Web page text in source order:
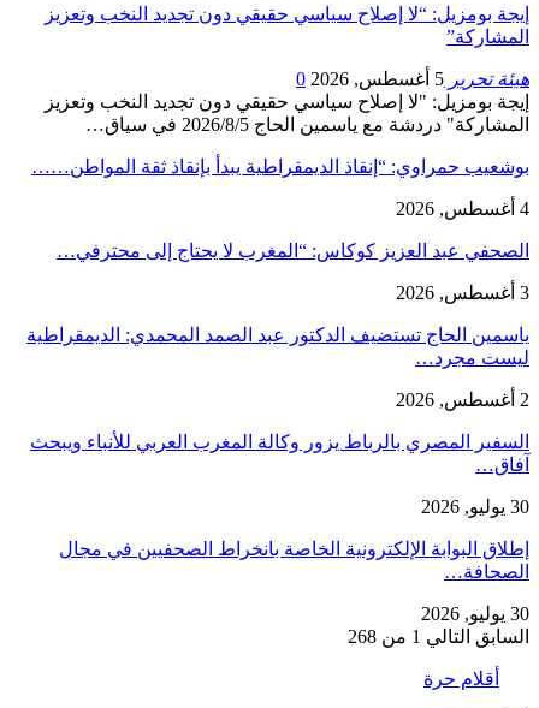
إيجة بومزيل: “لا إصلاح سياسي حقيقي دون تجديد النخب وتعزيز
المشاركة”
هيئة تحرير 5 أغسطس, 2026
0
إيجة بومزيل: "لا إصلاح سياسي حقيقي دون تجديد النخب وتعزيز
المشاركة" دردشة مع ياسمين الحاج 2026/8/5 في سياق…
بوشعيب حمراوي: “إنقاذ الديمقراطية يبدأ بإنقاذ ثقة المواطن……
4 أغسطس, 2026
الصحفي عبد العزيز كوكاس: “المغرب لا يحتاج إلى محترفي…
3 أغسطس, 2026
ياسمين الحاج تستضيف الدكتور عبد الصمد المحمدي: الديمقراطية
ليست مجرد…
2 أغسطس, 2026
السفير المصري بالرباط يزور وكالة المغرب العربي للأنباء ويبحث
آفاق…
30 يوليو, 2026
إطلاق البوابة الإلكترونية الخاصة بانخراط الصحفيين في مجال
الصحافة…
30 يوليو, 2026
السابق التالي 1 من 268
أقلام حرة